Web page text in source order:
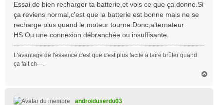
g
e
Essai de bien recharger ta batterie,et vois ce que ça donne.Si
ça reviens normal,c'est que la batterie est bonne mais ne se
recharge plus quand le moteur tourne.Donc,alternateur
HS.Ou une connexion débranchée ou insuffisante.
L'avantage de l'essence,c'est que c'est plus facile a faire brûler quand
ça fait ch---.
androiduserdu03